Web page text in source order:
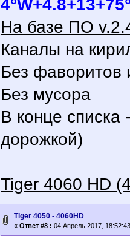
На базе ПО
Каналы на
Без фаворитов
Без мусора
В конце cписка
дорожкой)
Tiger 4060 HD
Tiger 4050 - 4060HD
« Ответ #8 : 04 Апрель 2017,